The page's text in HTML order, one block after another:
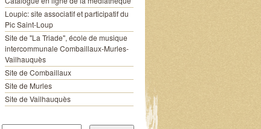
Loupic: site associatif et participatif du
Pic Saint-Loup
Site de "La Triade", école de musique
intercommunale Combaillaux-Murles-
Vailhauquès
Site de Combaillaux
Site de Murles
Site de Vailhauquès
Recherche pour: